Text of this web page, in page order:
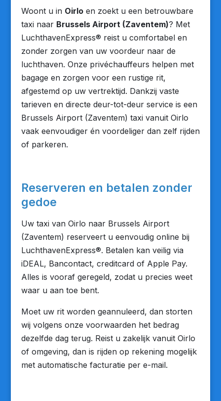
Woont u in Oirloen zoekt u een betrouwbare
taxi naar Brussels Airport (Zaventem)? Met
LuchthavenExpress® reist u comfortabel en
zonder zorgen van uw voordeur naar de
luchthaven. Onze privéchauffeurs helpen met
bagage en zorgen voor een rustige rit,
afgestemd op uw vertrektijd. Dankzij vaste
tarieven en directe deur-tot-deur service is een
Brussels Airport (Zaventem) taxi vanuit Oirlo
vaak eenvoudiger én voordeliger dan zelf rijden
of parkeren.
Reserveren en betalen zonder
gedoe
Uw taxi van Oirlo naar Brussels Airport
(Zaventem) reserveert u eenvoudig online bij
LuchthavenExpress®. Betalen kan veilig via
iDEAL, Bancontact, creditcard of Apple Pay.
Alles is vooraf geregeld, zodat u precies weet
waar u aan toe bent.
Moet uw rit worden geannuleerd, dan storten
wij volgens onze voorwaarden het bedrag
dezelfde dag terug. Reist u zakelijk vanuit Oirlo
of omgeving, dan is rijden op rekening mogelijk
met automatische facturatie per e-mail.